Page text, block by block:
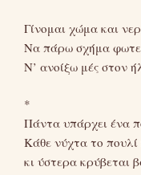
Γίνομαι χώμα και
Να πάρω σχήμα
Ν’ ανοίξω μές στον
*
Πάντα υπάρχει ένα
Κάθε νύχτα το
κι ύστερα κρύβεται